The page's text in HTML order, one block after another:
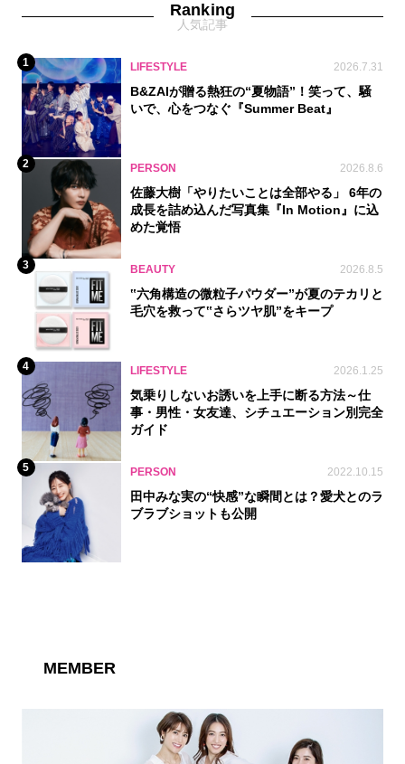
Ranking
人気記事
1 LIFESTYLE 2026.7.31
B&ZAIが贈る熱狂の“夏物語”！笑って、騒
いで、心をつなぐ『Summer Beat』
2 PERSON 2026.8.6
佐藤大樹「やりたいことは全部やる」 6年の
成長を詰め込んだ写真集『In Motion』に込
めた覚悟
3 BEAUTY 2026.8.5
‟六角構造の微粒子パウダー”が夏のテカリと
毛穴を救って‟さらツヤ肌”をキープ
4 LIFESTYLE 2026.1.25
気乗りしないお誘いを上手に断る方法～仕
事・男性・女友達、シチュエーション別完全
ガイド
5 PERSON 2022.10.15
田中みな実の“快感”な瞬間とは？愛犬とのラ
ブラブショットも公開
MEMBER